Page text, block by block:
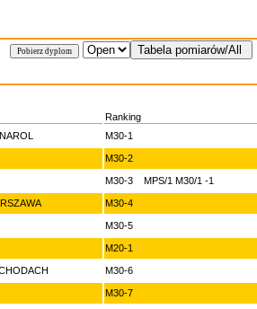
Ranking
M30-1
M30-2
M30-3 MPS/1 M30/1 -1
M30-4
M30-5
M20-1
M30-6
M30-7